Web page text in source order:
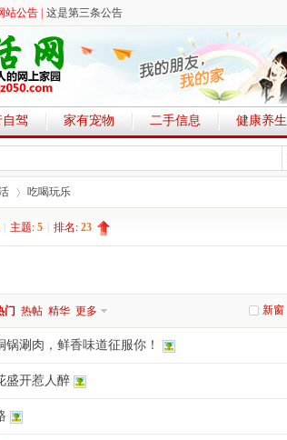
站公告 | 这是第三条公告
驾 家有宠物 二手信息 健康养生
吃喝玩乐
主题: 5 排名: 23
新窗
门 热帖 精华 更多
锅涮肉，鲜香味道征服你！
盛开惹人醉